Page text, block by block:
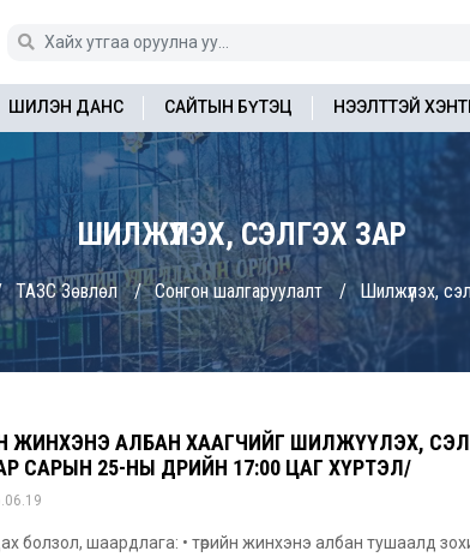
ШИЛЭН ДАНС САЙТЫН БҮТЭЦ НЭЭЛТТЭЙ
ШИЛЖҮҮЛЭХ, СЭЛГЭХ ЗАР
ТАЗС Зөвлөл Сонгон шалгаруулалт Шилжүүлэх,
ЖИНХЭНЭ АЛБАН ХААГЧИЙГ ШИЛЖҮҮЛЭХ,
САРЫН 25-НЫ ӨДРИЙН 17:00 ЦАГ ХҮРТЭЛ/
болзол, шаардлага: • төрийн жинхэнэ албан тушаалд